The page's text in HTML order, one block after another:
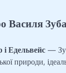
Василя
і Едельвейс —
природи,